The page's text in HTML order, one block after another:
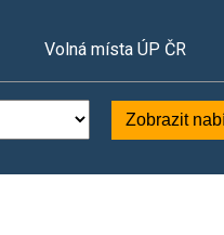
Volná místa ÚP ČR
Zobrazit